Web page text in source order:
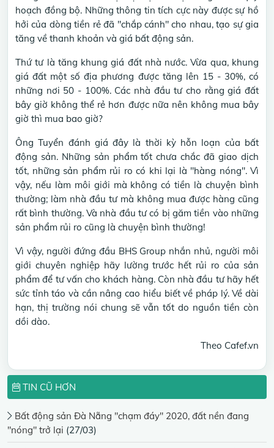
hoạch đồng bộ. Những thông tin tích cực này được sự hồ
hởi của dòng tiền rẻ đã "chắp cánh" cho nhau, tạo sự gia
tăng về thanh khoản và giá bất động sản.
Thứ tư là tăng khung giá đất nhà nước. Vừa qua, khung
giá đất một số địa phương được tăng lên 15 - 30%, có
những nơi 50 - 100%. Các nhà đầu tư cho rằng giá đất
bây giờ không thể rẻ hơn được nữa nên không mua bây
giờ thì mua bao giờ?
Ông Tuyển đánh giá đây là thời kỳ hỗn loạn của bất
động sản. Những sản phẩm tốt chưa chắc đã giao dịch
tốt, những sản phẩm rủi ro có khi lại là "hàng nóng". Vì
vậy, nếu làm môi giới mà không có tiền là chuyện bình
thường; làm nhà đầu tư mà không mua được hàng cũng
rất bình thường. Và nhà đầu tư có bị găm tiền vào những
sản phẩm rủi ro cũng là chuyện bình thường!
Vì vậy, người đứng đầu BHS Group nhắn nhủ, người môi
giới chuyên nghiệp hãy lường trước hết rủi ro của sản
phẩm để tư vấn cho khách hàng. Còn nhà đầu tư hãy hết
sức tỉnh táo và cần nâng cao hiểu biết về pháp lý. Về dài
hạn, thị trường nói chung sẽ vẫn tốt do nguồn tiền còn
dồi dào.
Theo Cafef.vn
TIN CŨ HƠN
Bất động sản Đà Nẵng "chạm đáy" 2020, đất nền đang
"nóng" trở lại (27/03)